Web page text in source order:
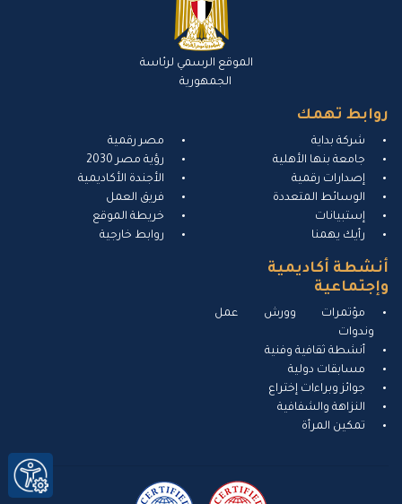
الموقع الرسمي لرئاسة
الجمهورية
روابط تهمك
شركة بداية
جامعة بنها الأهلية
إصدارات رقمية
الوسائط المتعددة
إستبيانات
رأيك يهمنا
مصر رقمية
رؤية مصر 2030
الأجندة الأكاديمية
فريق العمل
خريطة الموقع
روابط خارجية
أنشطة أكاديمية
وإجتماعية
مؤتمرات وورش عمل
وندوات
أنشطة ثقافية وفنية
مسابقات دولية
جوائز وبراءات إختراع
النزاهة والشفافية
تمكين المرأة